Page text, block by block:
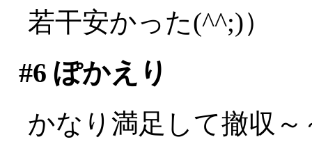
若干安かった(^^;)）
#6 ぽかえり
かなり満足して撤収～